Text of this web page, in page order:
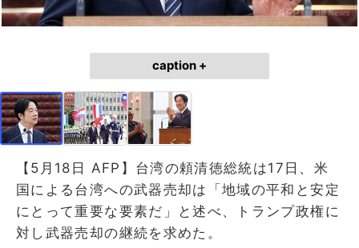
caption +
【5月18日 AFP】台湾の頼清徳総統は17日、米
国による台湾への武器売却は「地域の平和と安定
にとって重要な要素だ」と述べ、トランプ政権に
対し武器売却の継続を求めた。